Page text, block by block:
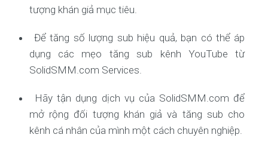
tượng khán giả mục tiêu.
Để tăng số lượng sub hiệu quả, bạn có thể áp
dụng các mẹo tăng sub kênh YouTube từ
SolidSMM.com Services.
Hãy tận dụng dịch vụ của SolidSMM.com để
mở rộng đối tượng khán giả và tăng sub cho
kênh cá nhân của mình một cách chuyên nghiệp.